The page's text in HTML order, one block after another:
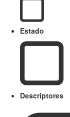
Estado
Descriptores